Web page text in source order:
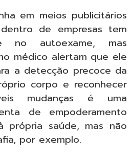
em meios publicitários
de empresas tem
no autoexame, mas
médico alertam que ele
a detecção precoce da
corpo e reconhecer
mudanças é uma
de empoderamento
própria saúde, mas não
por exemplo.